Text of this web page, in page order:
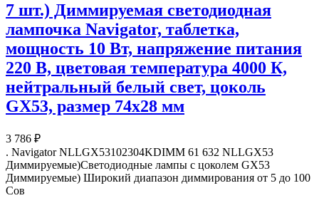
7 шт.) Диммируемая светодиодная
лампочка Navigator, таблетка,
мощность 10 Вт, напряжение питания
220 В, цветовая температура 4000 К,
нейтральный белый свет, цоколь
GX53, размер 74х28 мм
3 786 ₽
. Navigator NLLGX53102304KDIMM 61 632 NLLGX53
Диммируемые)Светодиодные лампы с цоколем GX53
Диммируемые) Широкий диапазон диммирования от 5 до 100
Сов